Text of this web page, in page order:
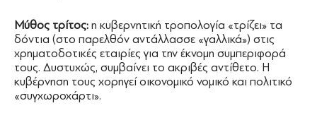
Μύθος τρίτος: η κυβερνητική τροπολογία «τρίζει» τα
δόντια (στο παρελθόν αντάλλασσε «γαλλικά») στις
χρηματοδοτικές εταιρίες για την έκνομη συμπεριφορά
τους. Δυστυχώς, συμβαίνει το ακριβές αντίθετο. Η
κυβέρνηση τους χορηγεί οικονομικό νομικό και πολιτικό
«συγχωροχάρτι».